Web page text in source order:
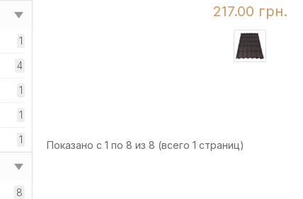
1
4
1
1
1
8
217.00 грн.
Показано с 1 по 8 из 8 (всего 1 страниц)